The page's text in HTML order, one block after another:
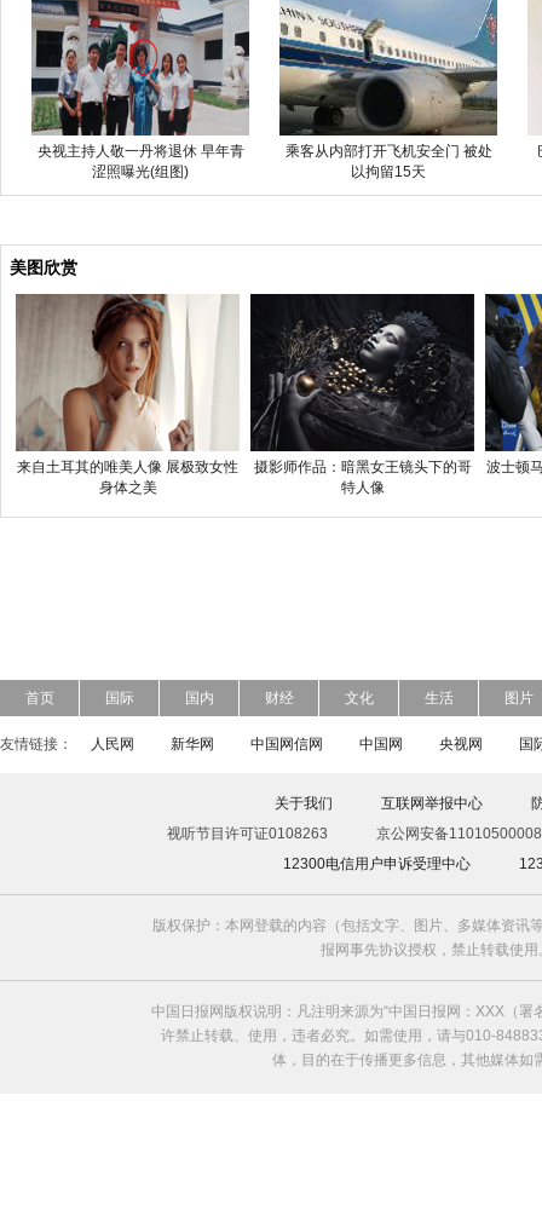
央视主持人敬一丹将退休 早年青
涩照曝光(组图)
乘客从内部打开飞机安全门 被处
以拘留15天
美图欣赏
来自土耳其的唯美人像 展极致女性
身体之美
摄影师作品：暗黑女王镜头下的哥
特人像
波士顿
首页 国际 国内 财经 文化 生活 图片
友情链接： 人民网 新华网 中国网信网 中国网 央视网 国
关于我们 互联网举报中心
视听节目许可证0108263
京公网安备
12300电信用户申诉受理中心
版权保护：本网登载的内容（包括文字、图片、多媒体资
报网事先协议授权，禁止转载使
中国日报网版权说明：凡注明来源为“中国日报网：XXX（
许禁止转载、使用，违者必究。如需使用，请与010-
体，目的在于传播更多信息，其他媒体